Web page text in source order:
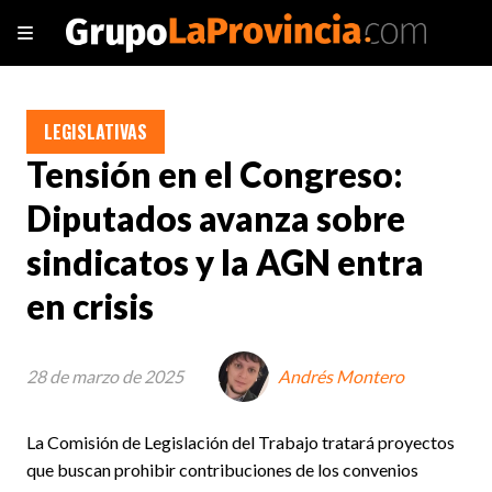
Tensión en el Congreso:
Diputados avanza sobre
sindicatos y la AGN entra
en crisis
La Comisión de Legislación del Trabajo tratará proyectos
que buscan prohibir contribuciones de los convenios
LEGISLATIVAS
28 de marzo de 2025 Andrés Montero